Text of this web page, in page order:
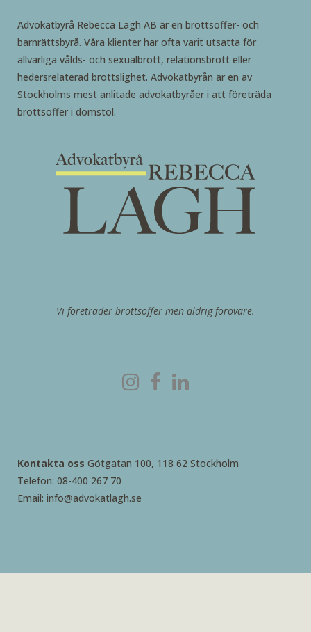
Advokatbyrå Rebecca Lagh AB är en brottsoffer- och
barnrättsbyrå. Våra klienter har ofta varit utsatta för
allvarliga vålds- och sexualbrott, relationsbrott eller
hedersrelaterad brottslighet. Advokatbyrån är en av
Stockholms mest anlitade advokatbyråer i att företräda
brottsoffer i domstol.
Vi företräder brottsoffer men aldrig förövare.
Kontakta oss Götgatan 100, 118 62 Stockholm
Telefon: 08-400 267 70
Email: info@advokatlagh.se